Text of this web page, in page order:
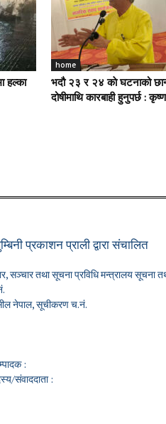
हल्का
home
भदौ २३ र २४ काे घटनाको
दोषीमाथि कारबाही हुनुपर्छ :
प्रकाशन प्राली द्वारा संचालित
सञ्चार तथा सूचना प्रविधि मन्त्रालय सूचना
नेपाल, सूचीकरण च.नं.
:
संवाददाता :